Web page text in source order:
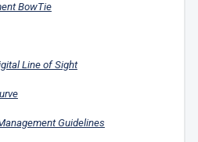
BowTie
Line of Sight
Guidelines